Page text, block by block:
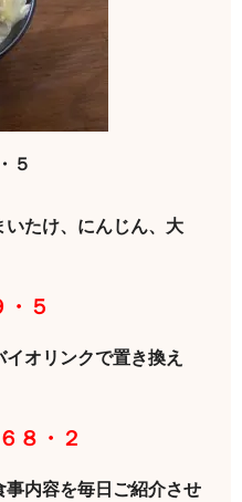
５
いたけ、にんじん、大
５
イオリンクで置き換え
６８・２
内容を毎日ご紹介させ